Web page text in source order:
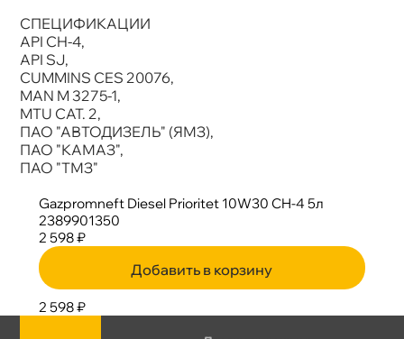
СПЕЦИФИКАЦИИ
API CH-4,
API SJ,
CUMMINS CES 20076,
MAN M 3275-1,
MTU CAT. 2,
ПАО "АВТОДИЗЕЛЬ" (ЯМЗ),
ПАО "КАМАЗ",
ПАО "ТМЗ"
Gazpromneft Diesel Prioritet 10W30 CH-4 5л
2389901350
2 598 ₽
Добавить в корзину
2 598 ₽